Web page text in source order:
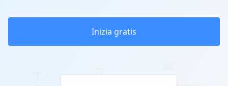
Inizia gratis